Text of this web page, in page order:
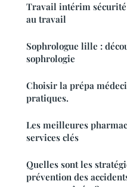
Travail intérim
au travail
Sophrologue lille :
sophrologie
Choisir la prépa
pratiques.
Les meilleures
services clés
Quelles sont les
prévention des